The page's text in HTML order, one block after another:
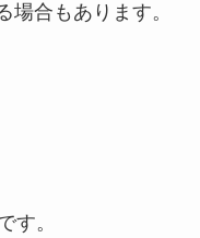
合もあります。
す。